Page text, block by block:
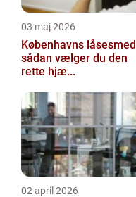
03 maj 2026
Københavns låsesmed
sådan vælger du den
rette hjæ...
02 april 2026